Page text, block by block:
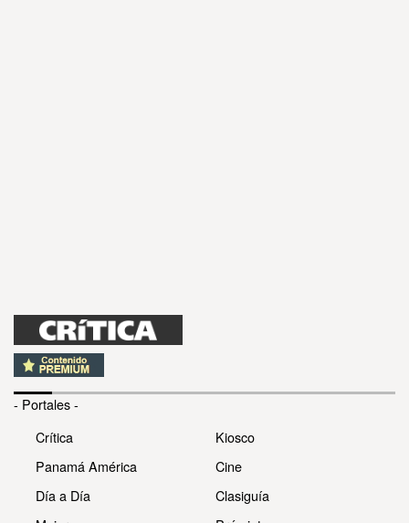
- Portales -
Crítica
Panamá América
Día a Día
Kiosco
Cine
Clasiguía